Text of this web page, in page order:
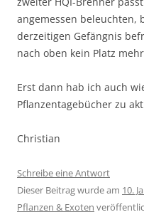
angemessen beleuchten,
derzeitigen Gefängnis
nach oben kein Platz
Erst dann hab ich auch
Pflanzentagebücher zu
Christian
Schreibe eine Antwort
Dieser Beitrag wurde am 10.
Pflanzen & Exoten